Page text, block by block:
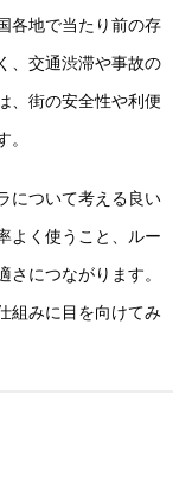
各地で当たり前の存
、交通渋滞や事故の
、街の安全性や利便
について考える良い
よく使うこと、ルー
につながります。
組みに目を向けてみ